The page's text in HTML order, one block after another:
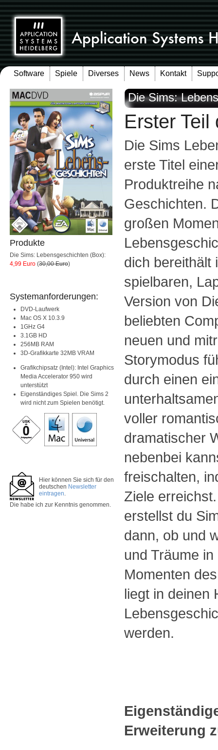
Software Spiele Diverses News Kontakt
Produkte
Die Sims: Lebensgeschichten (Box):
4,99 Euro (30,00 Euro)
Systemanforderungen:
DVD-Laufwerk
Mac OS X 10.3.9
1GHz G4
3.1GB HD
256MB RAM
3D-Grafikkarte 32MB VRAM
Grafikchipsatz (Intel): Intel Graphics
Media Accelerator 950 wird
unterstützt
Eigenständiges Spiel. Die Sims 2
wird nicht zum Spielen benötigt.
Hier können Sie sich für den
deutschen Newsletter
eintragen
Die habe ich zur Kenntnis genommen.
Die Sims:
Erster Teil
Die Sims
erste Titel
Produktreihe
Geschichten.
großen
dich bereithält
spielbaren,
Version von
beliebten
neuen und
Storymodus
durch einen
voller
dramatischer
nebenbei
freischalten,
Ziele
erstellst du
dann, ob und
und Träume
Momenten
liegt in deinen
werden.
Erweiterung